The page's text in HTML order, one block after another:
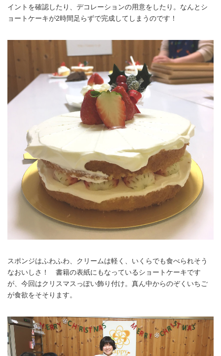
イントを確認したり、デコレーションの用意をしたり。なんとシ
ョートケーキが2時間足らずで完成してしまうのです！
スポンジはふわふわ、クリームは軽く、いくらでも食べられそう
なおいしさ！ 書籍の表紙にもなっているショートケーキです
が、今回はクリスマスっぽい飾り付け。真ん中からのぞくいちご
が食欲をそそります。